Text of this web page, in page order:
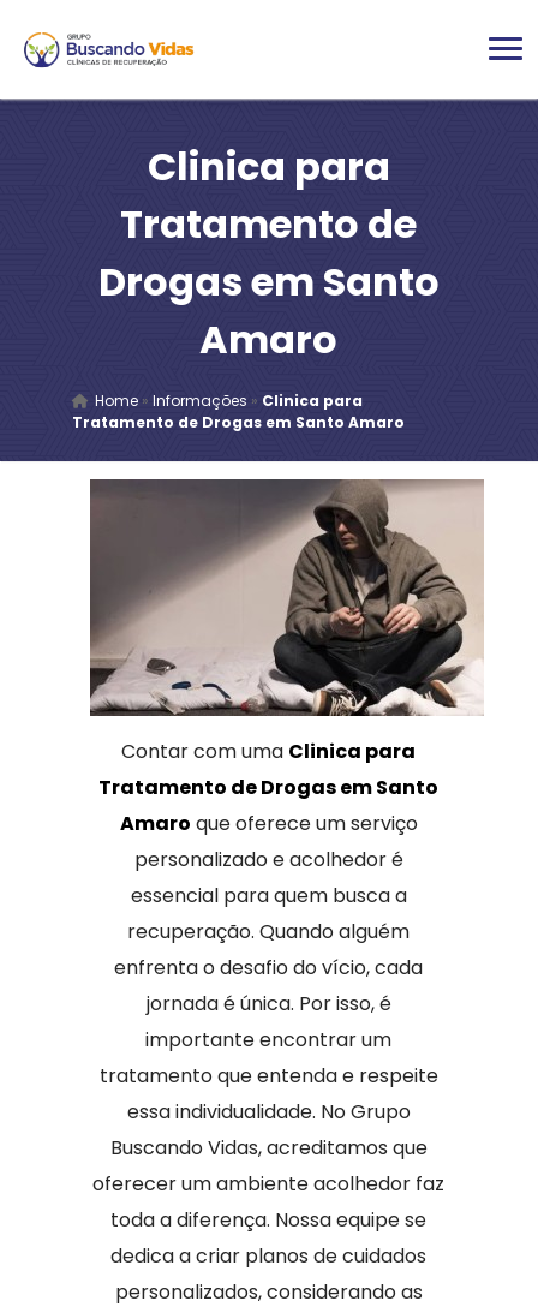
Clinica para
Tratamento de
Drogas em Santo
Amaro
Home» Informações » Clinica para
Tratamento de Drogas em Santo Amaro
Contar com uma Clinica para
Tratamento de Drogas em Santo
Amaro que oferece um serviço
personalizado e acolhedor é
essencial para quem busca a
recuperação. Quando alguém
enfrenta o desafio do vício, cada
jornada é única. Por isso, é
importante encontrar um
tratamento que entenda e respeite
essa individualidade. No Grupo
Buscando Vidas, acreditamos que
oferecer um ambiente acolhedor faz
toda a diferença. Nossa equipe se
dedica a criar planos de cuidados
personalizados, considerando as